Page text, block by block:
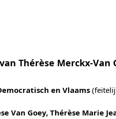
Thérèse Merckx-Van
en Vlaams
Van Goey, Thérèse Marie